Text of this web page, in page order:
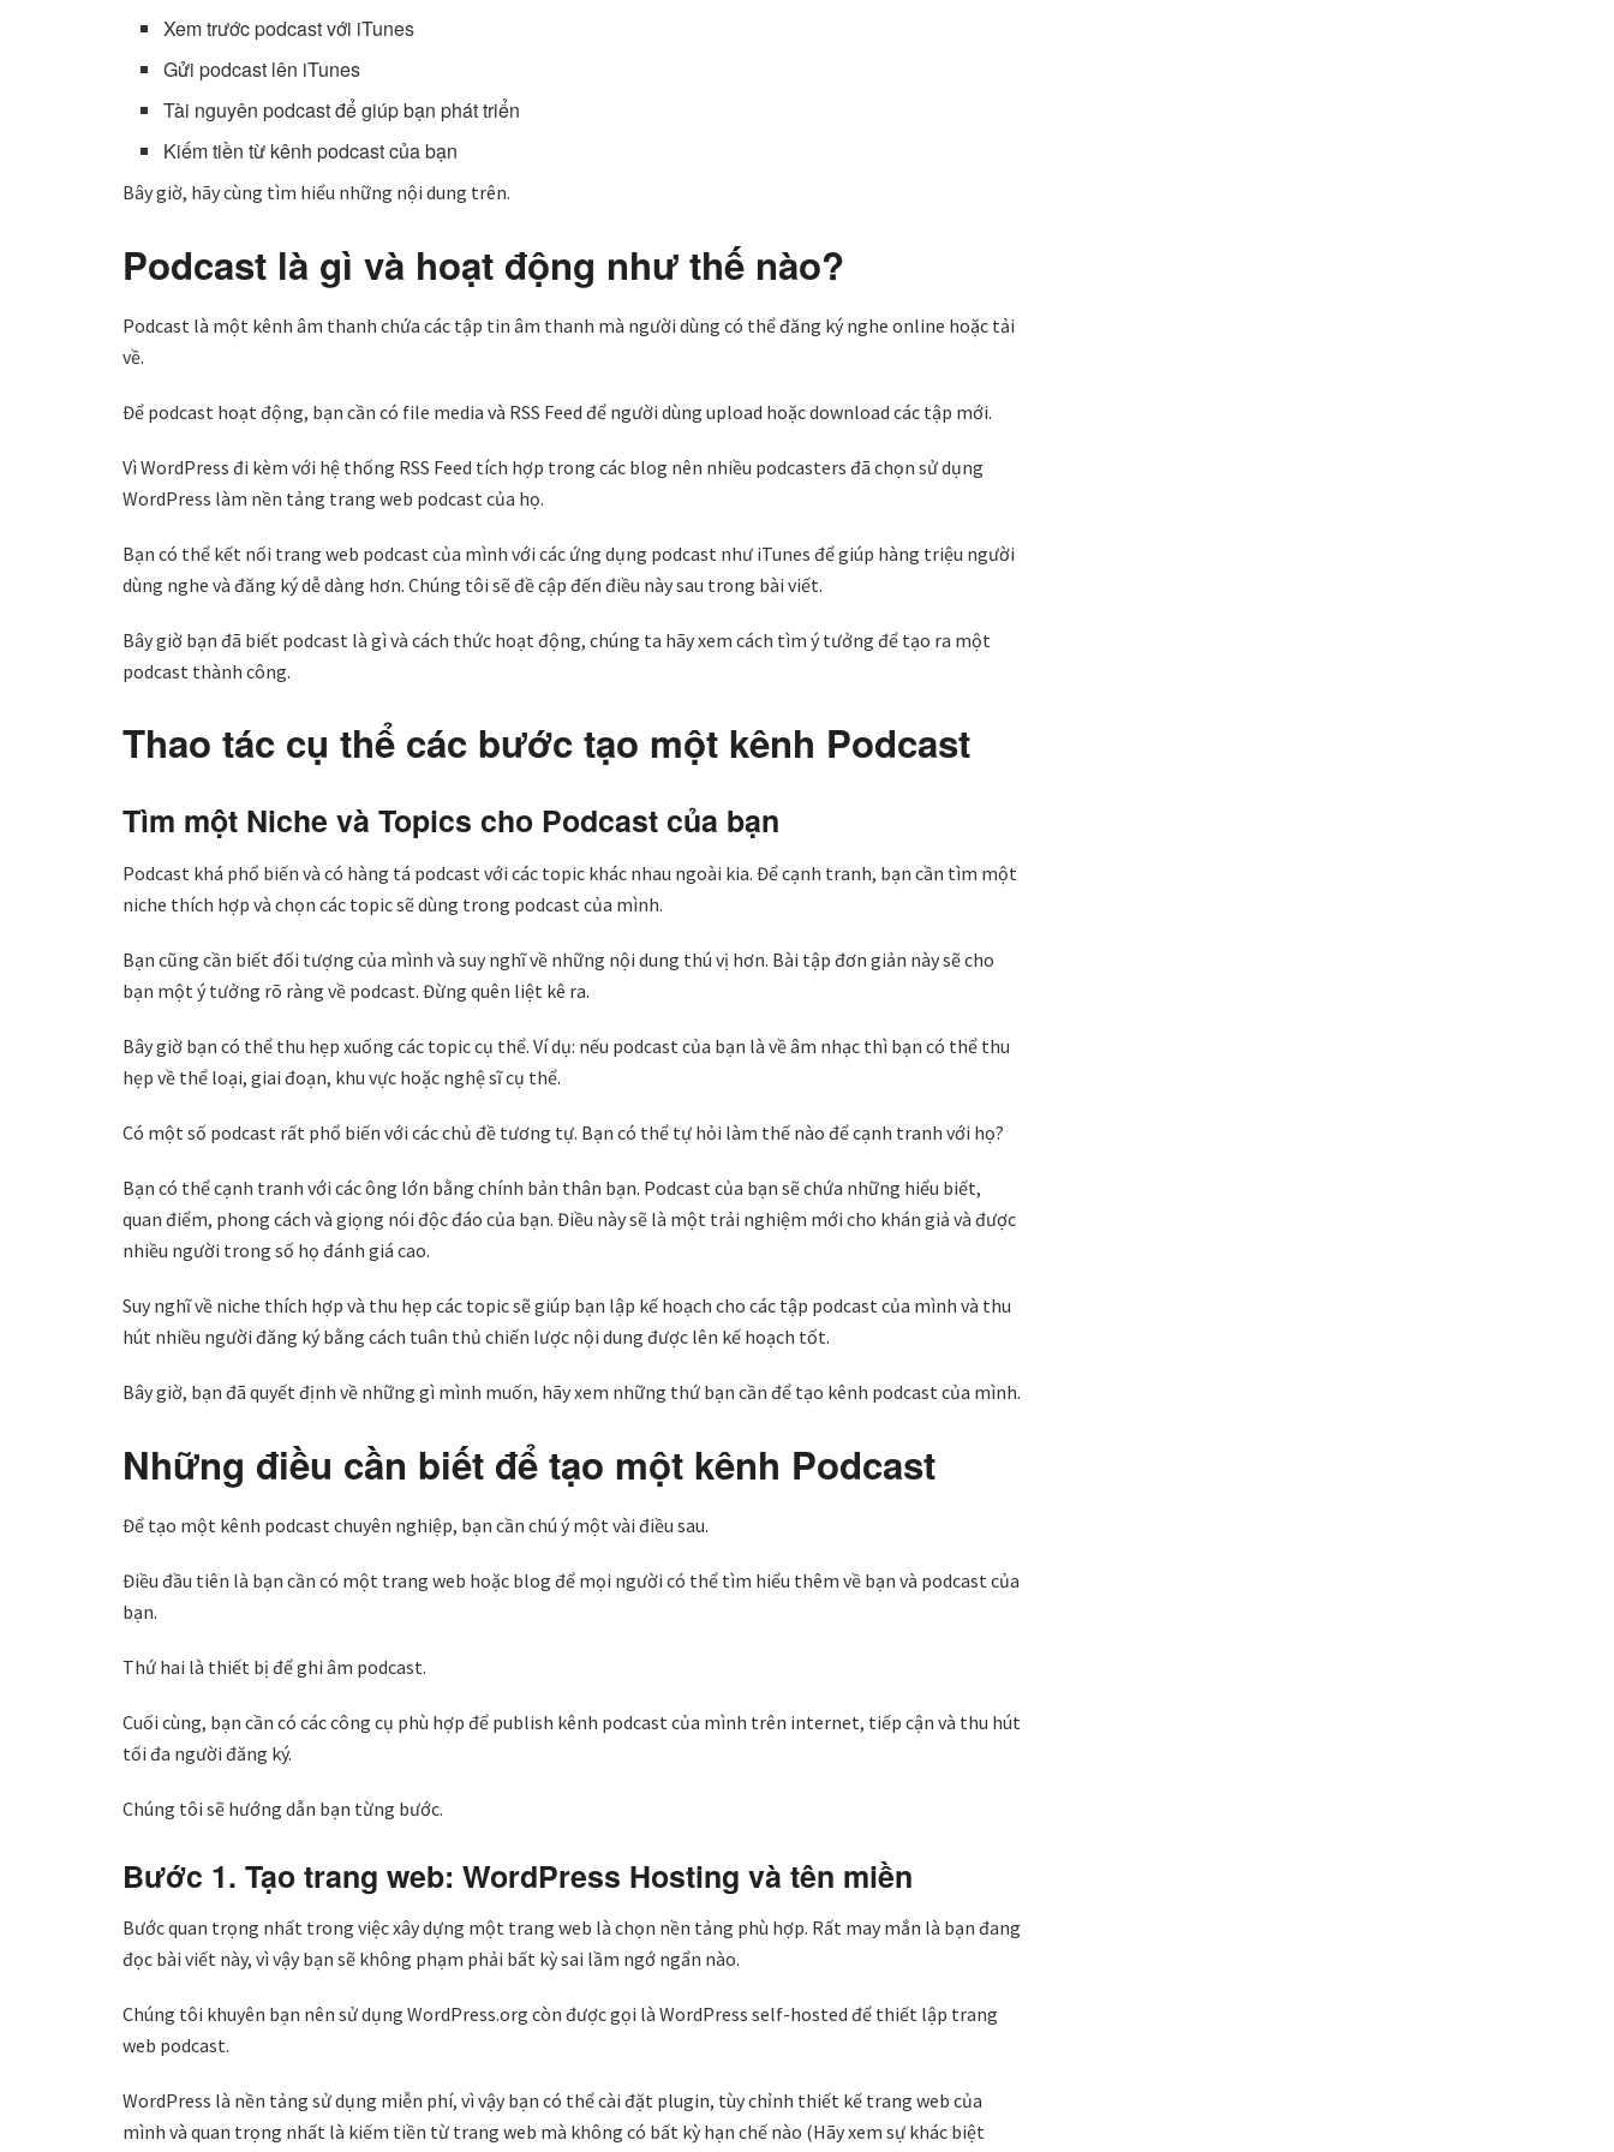
Xem trước podcast với iTunes
Gửi podcast lên iTunes
Tài nguyên podcast để giúp bạn phát triển
Kiếm tiền từ kênh podcast của bạn
Bây giờ, hãy cùng tìm hiểu những nội dung trên.
Podcast là gì và hoạt động như thế nào?
Podcast là một kênh âm thanh chứa các tập tin âm thanh mà người dùng có thể đăng ký nghe online hoặc tải
về.
Để podcast hoạt động, bạn cần có file media và RSS Feed để người dùng upload hoặc download các tập mới.
Vì WordPress đi kèm với hệ thống RSS Feed tích hợp trong các blog nên nhiều podcasters đã chọn sử dụng
WordPress làm nền tảng trang web podcast của họ.
Bạn có thể kết nối trang web podcast của mình với các ứng dụng podcast như iTunes để giúp hàng triệu người
dùng nghe và đăng ký dễ dàng hơn. Chúng tôi sẽ đề cập đến điều này sau trong bài viết.
Bây giờ bạn đã biết podcast là gì và cách thức hoạt động, chúng ta hãy xem cách tìm ý tưởng để tạo ra một
podcast thành công.
Thao tác cụ thể các bước tạo một kênh Podcast
Tìm một Niche và Topics cho Podcast của bạn
Podcast khá phổ biến và có hàng tá podcast với các topic khác nhau ngoài kia. Để cạnh tranh, bạn cần tìm một
niche thích hợp và chọn các topic sẽ dùng trong podcast của mình.
Bạn cũng cần biết đối tượng của mình và suy nghĩ về những nội dung thú vị hơn. Bài tập đơn giản này sẽ cho
bạn một ý tưởng rõ ràng về podcast. Đừng quên liệt kê ra.
Bây giờ bạn có thể thu hẹp xuống các topic cụ thể. Ví dụ: nếu podcast của bạn là về âm nhạc thì bạn có thể thu
hẹp về thể loại, giai đoạn, khu vực hoặc nghệ sĩ cụ thể.
Có một số podcast rất phổ biến với các chủ đề tương tự. Bạn có thể tự hỏi làm thế nào để cạnh tranh với họ?
Bạn có thể cạnh tranh với các ông lớn bằng chính bản thân bạn. Podcast của bạn sẽ chứa những hiểu biết,
quan điểm, phong cách và giọng nói độc đáo của bạn. Điều này sẽ là một trải nghiệm mới cho khán giả và được
nhiều người trong số họ đánh giá cao.
Suy nghĩ về niche thích hợp và thu hẹp các topic sẽ giúp bạn lập kế hoạch cho các tập podcast của mình và thu
hút nhiều người đăng ký bằng cách tuân thủ chiến lược nội dung được lên kế hoạch tốt.
Bây giờ, bạn đã quyết định về những gì mình muốn, hãy xem những thứ bạn cần để tạo kênh podcast của mình.
Những điều cần biết để tạo một kênh Podcast
Để tạo một kênh podcast chuyên nghiệp, bạn cần chú ý một vài điều sau.
Điều đầu tiên là bạn cần có một trang web hoặc blog để mọi người có thể tìm hiểu thêm về bạn và podcast của
bạn.
Thứ hai là thiết bị để ghi âm podcast.
Cuối cùng, bạn cần có các công cụ phù hợp để publish kênh podcast của mình trên internet, tiếp cận và thu hút
tối đa người đăng ký.
Chúng tôi sẽ hướng dẫn bạn từng bước.
Bước 1. Tạo trang web: WordPress Hosting và tên miền
Bước quan trọng nhất trong việc xây dựng một trang web là chọn nền tảng phù hợp. Rất may mắn là bạn đang
đọc bài viết này, vì vậy bạn sẽ không phạm phải bất kỳ sai lầm ngớ ngẩn nào.
Chúng tôi khuyên bạn nên sử dụng WordPress.org còn được gọi là WordPress self-hosted để thiết lập trang
web podcast.
WordPress là nền tảng sử dụng miễn phí, vì vậy bạn có thể cài đặt plugin, tùy chỉnh thiết kế trang web của
mình và quan trọng nhất là kiếm tiền từ trang web mà không có bất kỳ hạn chế nào (Hãy xem sự khác biệt